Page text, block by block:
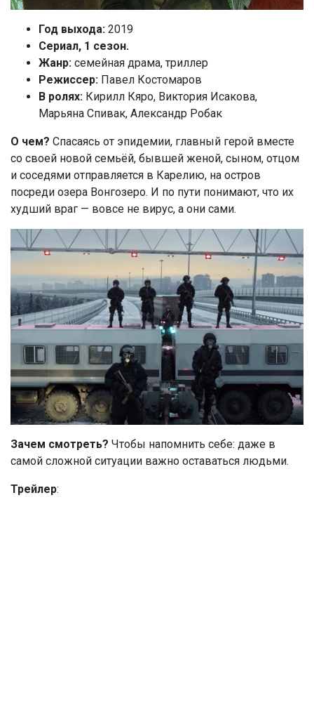
Год выхода: 2019
Сериал, 1 сезон.
Жанр: семейная драма, триллер
Режиссер: Павел Костомаров
В ролях: Кирилл Кяро, Виктория Исакова,
Марьяна Спивак, Александр Робак
О чем? Спасаясь от эпидемии, главный герой вместе
со своей новой семьёй, бывшей женой, сыном, отцом
и соседями отправляется в Карелию, на остров
посреди озера Вонгозеро. И по пути понимают, что их
худший враг — вовсе не вирус, а они сами.
Зачем смотреть? Чтобы напомнить себе: даже в
самой сложной ситуации важно оставаться людьми.
Трейлер: